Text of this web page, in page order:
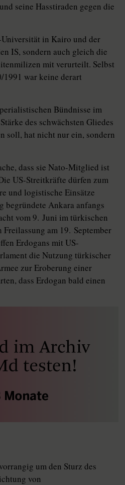
seine Hasstiraden gegen die
in Kairo und der
IS, sondern auch gleich die
mit verurteilt. Selbst
1991 war keine derart
Bündnisse im
des schwächsten Gliedes
soll, hat nicht nur ein, sondern
dass sie Nato-Mitglied ist
US-Streitkräfte dürfen zum
und logistische Einsätze
begründete Ankara anfangs
vom 9. Juni im türkischen
am 19. September
Erdogans mit US-
die Nutzung türkischer
zur Eroberung einer
dass Erdogan bald einen
um den Sturz des
von